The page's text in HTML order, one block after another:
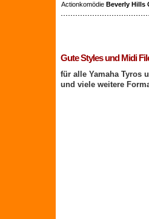
Actionkomödie Beverly Hills
Gute Styles und Midi
für alle Yamaha Tyros
und viele weitere